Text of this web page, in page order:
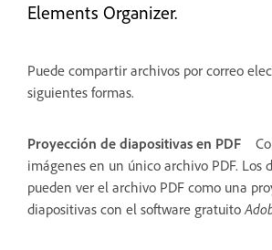
Elements Organizer.
Puede compartir archivos por correo
siguientes formas.
Proyección de diapositivas en PDF
imágenes en un único archivo PDF. Los
pueden ver el archivo PDF como una
diapositivas con el software gratuito